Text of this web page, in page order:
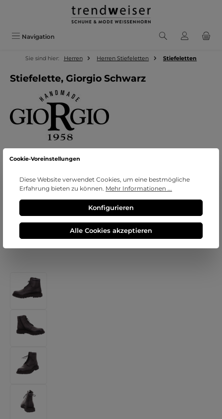
Zum Hauptinhalt springen
Navigation
Sie sind hier: Herren Herren Stiefeletten Stiefeletten
Stiefelette, Giorgio Schwarz
Bildergalerie überspringen
Cookie-Voreinstellungen
Diese Website verwendet Cookies, um eine bestmögliche
Erfahrung bieten zu können. Mehr Informationen ...
Konfigurieren
Alle Cookies akzeptieren